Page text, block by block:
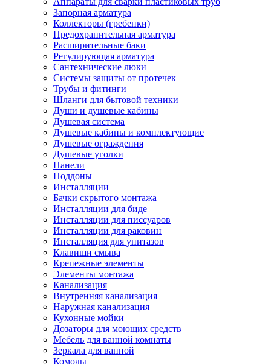
Запорная арматура
Коллекторы (гребенки)
Предохранительная арматура
Расширительные баки
Регулирующая арматура
Сантехнические люки
Системы защиты от протечек
Трубы и фитинги
Шланги для бытовой техники
Души и душевые кабины
Душевая система
Душевые кабины и комплектующие
Душевые ограждения
Душевые уголки
Панели
Поддоны
Инсталляции
Бачки скрытого монтажа
Инсталляции для биде
Инсталляции для писсуаров
Инсталляции для раковин
Инсталляция для унитазов
Клавиши смыва
Крепежные элементы
Элементы монтажа
Канализация
Внутренняя канализация
Наружная канализация
Кухонные мойки
Дозаторы для моющих средств
Мебель для ванной комнаты
Зеркала для ванной
Комоды